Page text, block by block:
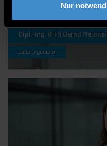
Nur
Dipl.-Ing. (FH) Bernd
Laboringenieur